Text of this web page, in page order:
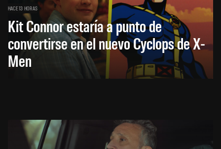
HACE 13 HORAS
Kit Connor estaría a punto de
convertirse en el nuevo Cyclops de X-
Men